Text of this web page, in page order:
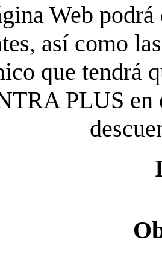
Web
así como
que tendrá
PLUS en